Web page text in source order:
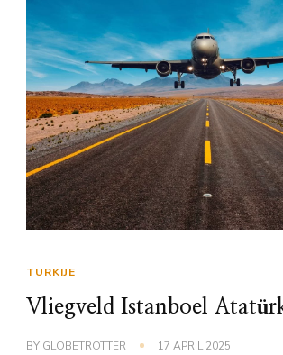
TURKIJE
Vliegveld Istanboel
BY GLOBETROTTER 17 APRIL 2025